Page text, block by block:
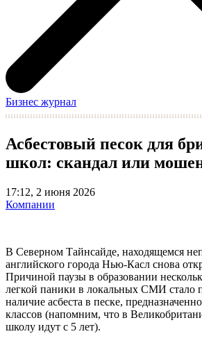
Бизнес журнал
Асбестовый песок для
школ: скандал или
17:12, 2 июня 2026
Компании
В Северном Тайнсайде, находящемся
английского города Нью-Касл снова
Причиной паузы в образовании
легкой паники в локальных СМИ стало
наличие асбеста в песке,
классов (напомним, что в
школу идут с 5 лет).